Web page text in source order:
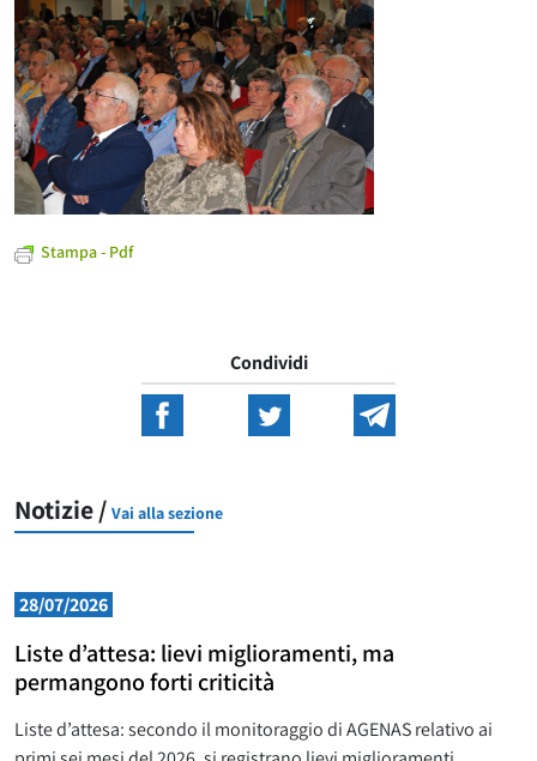
Stampa - Pdf
Condividi
Notizie / Vai alla sezione
28/07/2026
Liste d’attesa: lievi miglioramenti, ma
permangono forti criticità
Liste d’attesa: secondo il monitoraggio di AGENAS relativo ai